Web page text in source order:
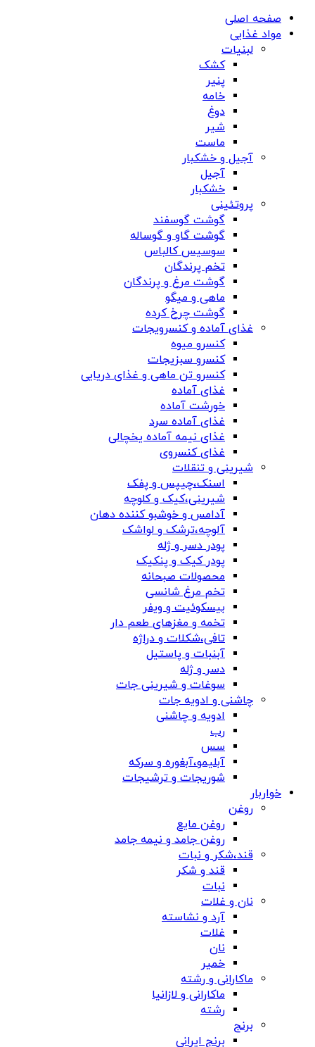
صفحه اصلی
مواد غذایی
لبنیات
کشک
پنیر
خامه
دوغ
شیر
ماست
آجیل و خشکبار
آجیل
خشکبار
پروتئینی
گوشت گوسفند
گوشت گاو و گوساله
سوسیس کالباس
تخم پرندگان
گوشت مرغ و پرندگان
ماهی و میگو
گوشت چرخ کرده
غذای آماده و کنسرویجات
کنسرو میوه
کنسرو سبزیجات
کنسرو تن ماهی و غذای دریایی
غذای آماده
خورشت آماده
غذای آماده سرد
غذای نیمه آماده یخچالی
غذای کنسروی
شیرینی و تنقلات
اسنک،چیپس و پفک
شیرینی،کیک و کلوچه
آدامس و خوشبو کننده دهان
آلوچه،ترشک و لواشک
پودر دسر و ژله
پودر کیک و پنکیک
محصولات صبحانه
تخم مرغ شانسی
بیسکوئیت و ویفر
تخمه و مغزهای طعم دار
تافی،شکلات و دراژه
آبنبات و پاستیل
دسر و ژله
سوغات و شیرینی جات
چاشنی و ادویه جات
ادویه و چاشنی
رب
سس
آبلیمو،آبغوره و سرکه
شوریجات و ترشیجات
خواربار
روغن
روغن مایع
روغن جامد و نیمه جامد
قند،شکر و نبات
قند و شکر
نبات
نان و غلات
آرد و نشاسته
غلات
نان
خمیر
ماکارانی و رشته
ماکارانی و لازانیا
رشته
برنج
برنج ایرانی